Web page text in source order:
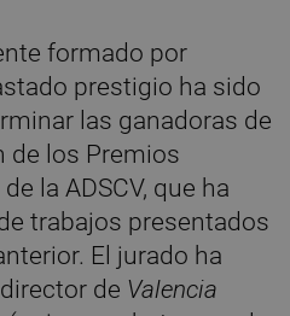
formado por
prestigio ha sido
las ganadoras de
de los Premios
la ADSCV, que ha
trabajos presentados
El jurado ha
de Valencia